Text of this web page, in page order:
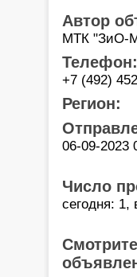
Автор
МТК "ЗиО-
Телефон:
+7 (492)
Регион:
06-09-2023
Число
сегодня: 1,